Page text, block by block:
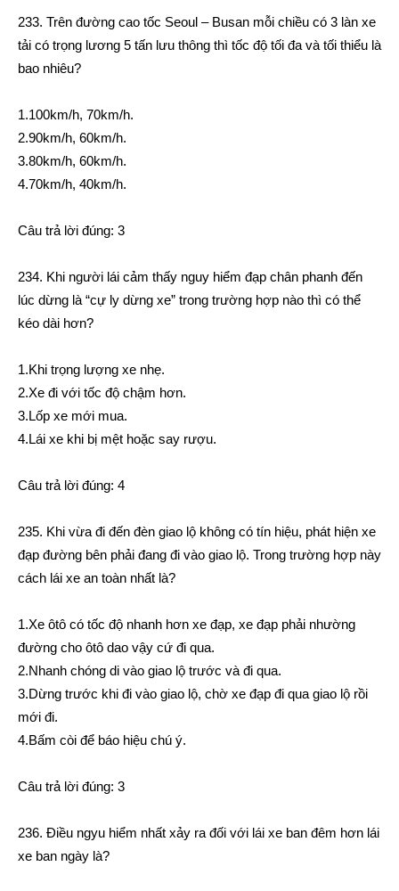
233. Trên đường cao tốc Seoul – Busan mỗi chiều có 3 làn xe
tải có trọng lương 5 tấn lưu thông thì tốc độ tối đa và tối thiểu là
bao nhiêu?
1.100km/h, 70km/h.
2.90km/h, 60km/h.
3.80km/h, 60km/h.
4.70km/h, 40km/h.
Câu trả lời đúng: 3
234. Khi người lái cảm thấy nguy hiểm đạp chân phanh đến
lúc dừng là “cự ly dừng xe” trong trường hợp nào thì có thể
kéo dài hơn?
1.Khi trọng lượng xe nhẹ.
2.Xe đi với tốc độ chậm hơn.
3.Lốp xe mới mua.
4.Lái xe khi bị mệt hoặc say rượu.
Câu trả lời đúng: 4
235. Khi vừa đi đến đèn giao lộ không có tín hiệu, phát hiện xe
đạp đường bên phải đang đi vào giao lộ. Trong trường hợp này
cách lái xe an toàn nhất là?
1.Xe ôtô có tốc độ nhanh hơn xe đạp, xe đạp phải nhường
đường cho ôtô dao vậy cứ đi qua.
2.Nhanh chóng di vào giao lộ trước và đi qua.
3.Dừng trước khi đi vào giao lộ, chờ xe đạp đi qua giao lộ rồi
mới đi.
4.Bấm còi để báo hiệu chú ý.
Câu trả lời đúng: 3
236. Điều ngyu hiểm nhất xảy ra đối với lái xe ban đêm hơn lái
xe ban ngày là?